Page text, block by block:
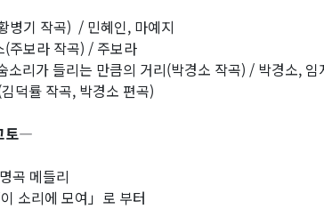
병기 작곡) / 민혜인, 마예지
주보라 작곡) / 주보라
리가 들리는 만큼의 거리(박경소 작곡) / 박경소, 임
덕률 작곡, 박경소 편곡)
토―
곡 메들리
소리에 모여」로 부터